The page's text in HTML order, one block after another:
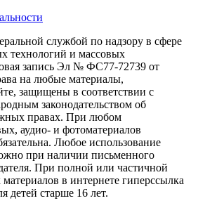
службой по надзору в сфере
технологий и массовых
запись Эл № ФС77-72739 от
на любые материалы,
защищены в соответствии с
законодательством об
правах. При любом
аудио- и фотоматериалов
Любое использование
при наличии письменного
При полной или частичной
в интернете гиперссылка
детей старше 16 лет.